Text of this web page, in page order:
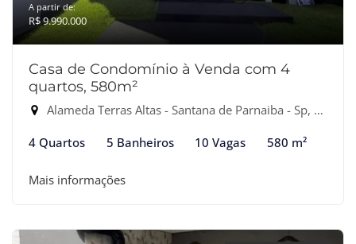
A partir de:
R$ 9.990.000
Casa de Condomínio à Venda com 4
quartos, 580m²
Alameda Terras Altas - Santana de Parnaiba - Sp, Santana de Parnaíba-SP
4 Quartos 5 Banheiros 10 Vagas 580 m²
Mais informações